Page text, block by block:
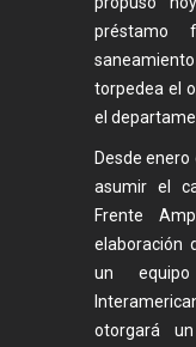
préstamo
torpedea el
el
Desde
asumir el
Frente
elaboración
un
otorgará